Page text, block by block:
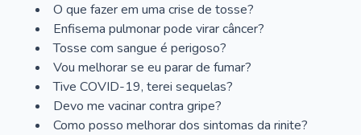
O que fazer em uma crise de tosse?
Enfisema pulmonar pode virar câncer?
Tosse com sangue é perigoso?
Vou melhorar se eu parar de fumar?
Tive COVID-19, terei sequelas?
Devo me vacinar contra gripe?
Como posso melhorar dos sintomas da rinite?